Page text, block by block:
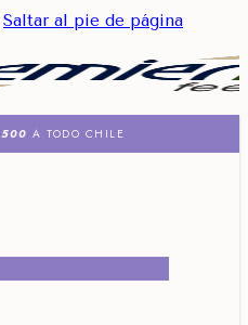
Saltar al pie de página
A TODO CHILE